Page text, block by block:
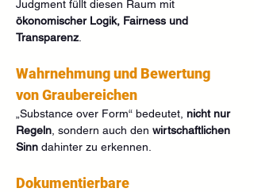
Judgment füllt diesen Raum mit
ökonomischer Logik, Fairness und
Transparenz
Wahrnehmung und Bewertung
von Graubereichen
„Substance over Form“ bedeutet, nicht nur
Regeln , sondern auch den wirtschaftlichen
Sinn dahinter zu erkennen.
Dokumentierbare